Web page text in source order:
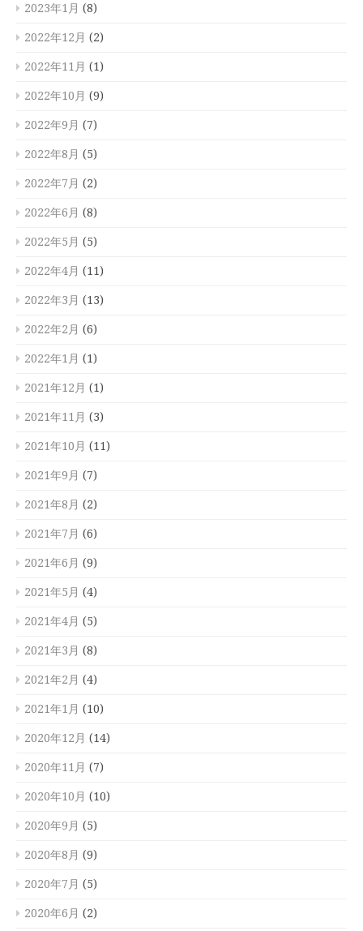
2023年1月 (8)
2022年12月 (2)
2022年11月 (1)
2022年10月 (9)
2022年9月 (7)
2022年8月 (5)
2022年7月 (2)
2022年6月 (8)
2022年5月 (5)
2022年4月 (11)
2022年3月 (13)
2022年2月 (6)
2022年1月 (1)
2021年12月 (1)
2021年11月 (3)
2021年10月 (11)
2021年9月 (7)
2021年8月 (2)
2021年7月 (6)
2021年6月 (9)
2021年5月 (4)
2021年4月 (5)
2021年3月 (8)
2021年2月 (4)
2021年1月 (10)
2020年12月 (14)
2020年11月 (7)
2020年10月 (10)
2020年9月 (5)
2020年8月 (9)
2020年7月 (5)
2020年6月 (2)